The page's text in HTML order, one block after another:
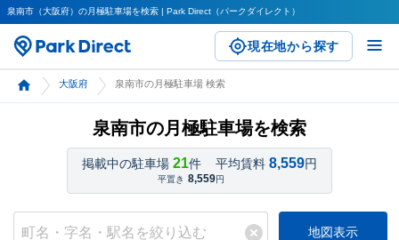
泉南市（大阪府）の月極駐車場を検索 | Park Direct（パークダイレクト）
現在地から探す
大阪府 泉南市の月極駐車場 検索
泉南市の月極駐車場を検索
掲載中の駐車場 21件 平均賃料 8,559円
平置き 8,559円
地図表示